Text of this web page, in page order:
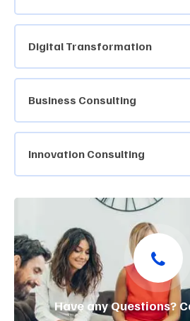
Digital Transformation
Business Consulting
Innovation Consulting
Have any Questions?